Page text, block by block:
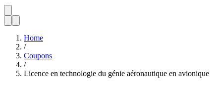
Home
/
Coupons
/
Licence en technologie du génie aéronautique en avionique